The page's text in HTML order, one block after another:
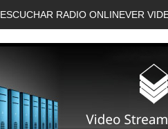
ESCUCHAR RADIO ONLINEVER